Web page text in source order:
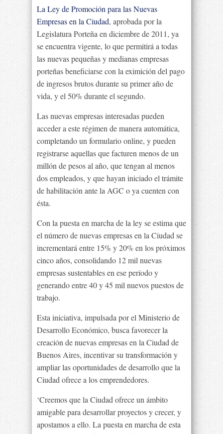
La Ley de Promoción para las Nuevas
Empresas en la Ciudad, aprobada por la
Legislatura Porteña en diciembre de 2011, ya
se encuentra vigente, lo que permitirá a todas
las nuevas pequeñas y medianas empresas
porteñas beneficiarse con la eximición del pago
de ingresos brutos durante su primer año de
vida, y el 50% durante el segundo.
Las nuevas empresas interesadas pueden
acceder a este régimen de manera automática,
completando un formulario online, y pueden
registrarse aquellas que facturen menos de un
millón de pesos al año, que tengan al menos
dos empleados, y que hayan iniciado el trámite
de habilitación ante la AGC o ya cuenten con
ésta.
Con la puesta en marcha de la ley se estima que
el número de nuevas empresas en la Ciudad se
incrementará entre 15% y 20% en los próximos
cinco años, consolidando 12 mil nuevas
empresas sustentables en ese período y
generando entre 40 y 45 mil nuevos puestos de
trabajo.
Esta iniciativa, impulsada por el Ministerio de
Desarrollo Económico, busca favorecer la
creación de nuevas empresas en la Ciudad de
Buenos Aires, incentivar su transformación y
ampliar las oportunidades de desarrollo que la
Ciudad ofrece a los emprendedores.
‘Creemos que la Ciudad ofrece un ámbito
amigable para desarrollar proyectos y crecer, y
apostamos a ello. La puesta en marcha de esta